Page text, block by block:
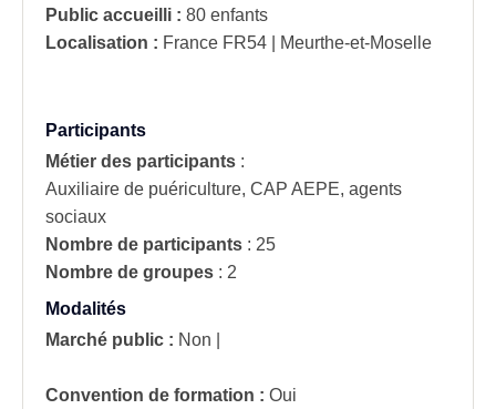
Public accueilli : 80 enfants
Localisation : France FR54 | Meurthe-et-Moselle
Participants
Métier des participants :
Auxiliaire de puériculture, CAP AEPE, agents
sociaux
Nombre de participants : 25
Nombre de groupes : 2
Modalités
Marché public : Non
Convention de formation : Oui